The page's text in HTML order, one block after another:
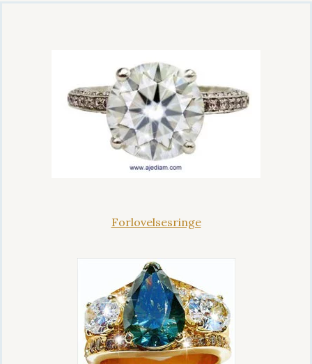
Forlovelsesringe